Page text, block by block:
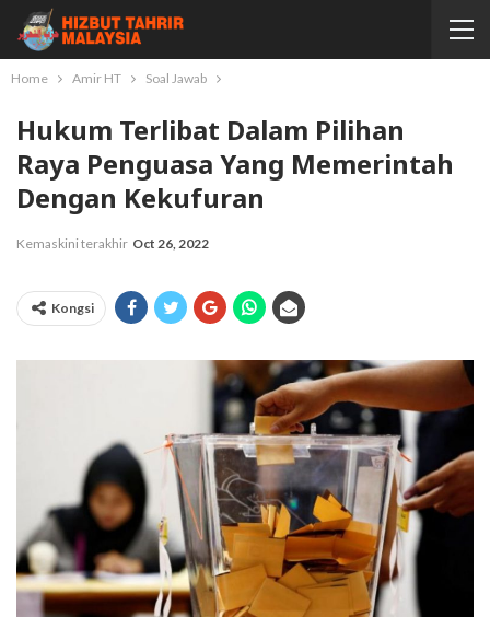
Home Amir HT Soal Jawab
Hukum Terlibat Dalam Pilihan
Raya Penguasa Yang Memerintah
Dengan Kekufuran
Kemaskini terakhir Oct 26, 2022
Kongsi